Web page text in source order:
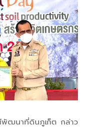
พัฒนาที่ดินภูเก็ต กล่าว